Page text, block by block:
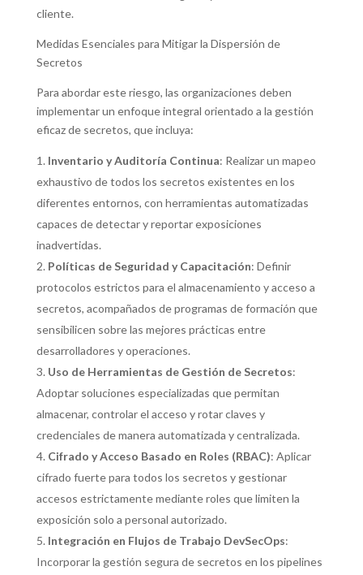
cliente.
Medidas Esenciales para Mitigar la Dispersión de
Secretos
Para abordar este riesgo, las organizaciones deben
implementar un enfoque integral orientado a la gestión
eficaz de secretos, que incluya:
Inventario y Auditoría Continua: Realizar un mapeo
exhaustivo de todos los secretos existentes en los
diferentes entornos, con herramientas automatizadas
capaces de detectar y reportar exposiciones
inadvertidas.
Políticas de Seguridad y Capacitación: Definir
protocolos estrictos para el almacenamiento y acceso a
secretos, acompañados de programas de formación que
sensibilicen sobre las mejores prácticas entre
desarrolladores y operaciones.
Uso de Herramientas de Gestión de Secretos:
Adoptar soluciones especializadas que permitan
almacenar, controlar el acceso y rotar claves y
credenciales de manera automatizada y centralizada.
Cifrado y Acceso Basado en Roles (RBAC): Aplicar
cifrado fuerte para todos los secretos y gestionar
accesos estrictamente mediante roles que limiten la
exposición solo a personal autorizado.
Integración en Flujos de Trabajo DevSecOps:
Incorporar la gestión segura de secretos en los pipelines